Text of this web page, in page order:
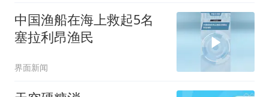
中国渔船在海上救起5名
塞拉利昂渔民
界面新闻